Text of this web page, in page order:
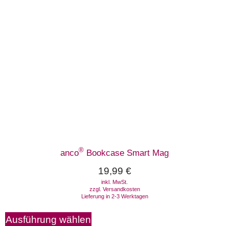
anco® Bookcase Smart Mag
19,99 €
inkl. MwSt.
zzgl. Versandkosten
Lieferung in 2-3 Werktagen
Ausführung wählen